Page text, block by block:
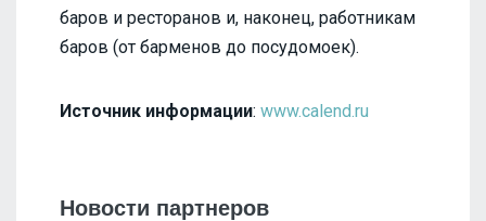
баров и ресторанов и, наконец, работникам
баров (от барменов до посудомоек).
Источник информации: www.calend.ru
Новости партнеров